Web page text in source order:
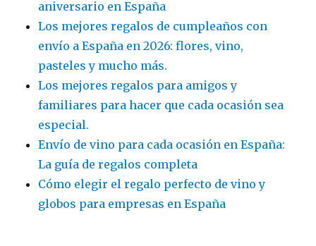
aniversario en España
Los mejores regalos de cumpleaños con
envío a España en 2026: flores, vino,
pasteles y mucho más.
Los mejores regalos para amigos y
familiares para hacer que cada ocasión sea
especial.
Envío de vino para cada ocasión en España:
La guía de regalos completa
Cómo elegir el regalo perfecto de vino y
globos para empresas en España